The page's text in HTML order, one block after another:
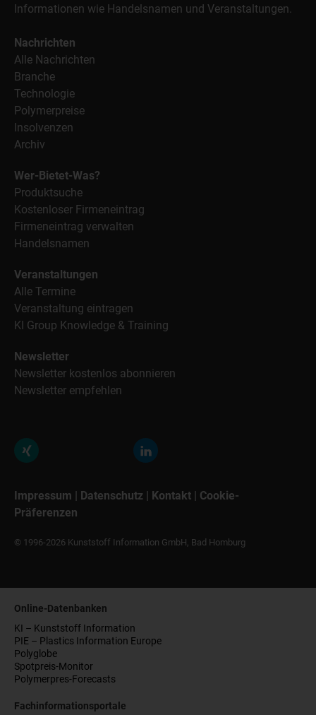
Informationen wie Handelsnamen und Veranstaltungen.
Nachrichten
Alle Nachrichten
Branche
Technologie
Polymerpreise
Insolvenzen
Archiv
Wer-Bietet-Was?
Produktsuche
Kostenloser Firmeneintrag
Firmeneintrag verwalten
Handelsnamen
Veranstaltungen
Alle Termine
Veranstaltung eintragen
KI Group Knowledge & Training
Newsletter
Newsletter kostenlos abonnieren
Newsletter empfehlen
Impressum | Datenschutz | Kontakt | Cookie-
Präferenzen
© 1996-2026 Kunststoff Information GmbH, Bad Homburg
Online-Datenbanken
KI – Kunststoff Information
PIE – Plastics Information Europe
Polyglobe
Spotpreis-Monitor
Polymerpres-Forecasts
Fachinformationsportale